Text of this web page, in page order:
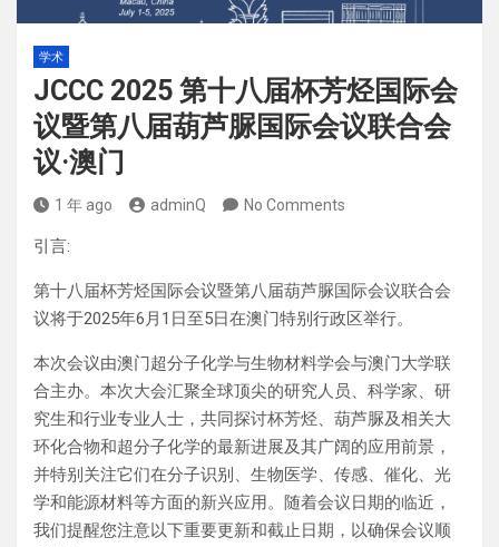
学术
JCCC 2025 第十八届杯芳烃国际会
议暨第八届葫芦脲国际会议联合会
议·澳门
1 年 ago adminQ No Comments
引言:
第十八届杯芳烃国际会议暨第八届葫芦脲国际会议联合会
议将于2025年6月1日至5日在澳门特别行政区举行。
本次会议由澳门超分子化学与生物材料学会与澳门大学联
合主办。本次大会汇聚全球顶尖的研究人员、科学家、研
究生和行业专业人士，共同探讨杯芳烃、葫芦脲及相关大
环化合物和超分子化学的最新进展及其广阔的应用前景，
并特别关注它们在分子识别、生物医学、传感、催化、光
学和能源材料等方面的新兴应用。随着会议日期的临近，
我们提醒您注意以下重要更新和截止日期，以确保会议顺